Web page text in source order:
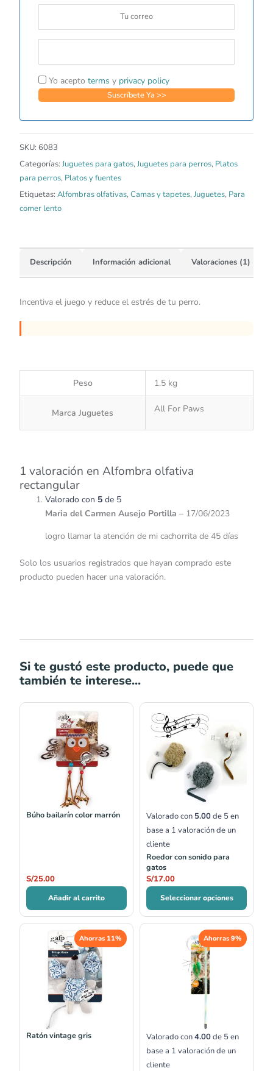
Yo acepto terms y privacy policy
SKU: 6083
Categorías: Juguetes para gatos,Juguetes para perros, Platos
para perros, Platos y fuentes
Etiquetas: Alfombras olfativas,Camas y tapetes,Juguetes, Para
comer lento
Descripción Información adicional Valoraciones (1)
Incentiva el juego y reduce el estrés de tu perro.
Peso 1.5 kg
Marca Juguetes All For Paws
1 valoración en Alfombra olfativa
rectangular
Valorado con 5 de 5
Maria del Carmen Ausejo Portilla – 17/06/2023
logro llamar la atención de mi cachorrita de 45 días
Solo los usuarios registrados que hayan comprado este
producto pueden hacer una valoración.
Si te gustó este producto, puede que
también te interese...
Búho bailarín color marrón
S/25.00
Añadir al carrito
Valorado con 5.00de 5 en
base a 1 valoración de un
cliente
Roedor con sonido para
gatos
S/17.00
Seleccionar opciones
Ahorras 11%
Ratón vintage gris
El
precio
original
era:
S/22.00.
El
precio
actual
es:
S/19.50.
Ahorras 9%
Valorado con4.00de 5 en
base a 1 valoración de un
cliente
precio
original
S/23.00.
El
precio
actual
es:
S/21.00.